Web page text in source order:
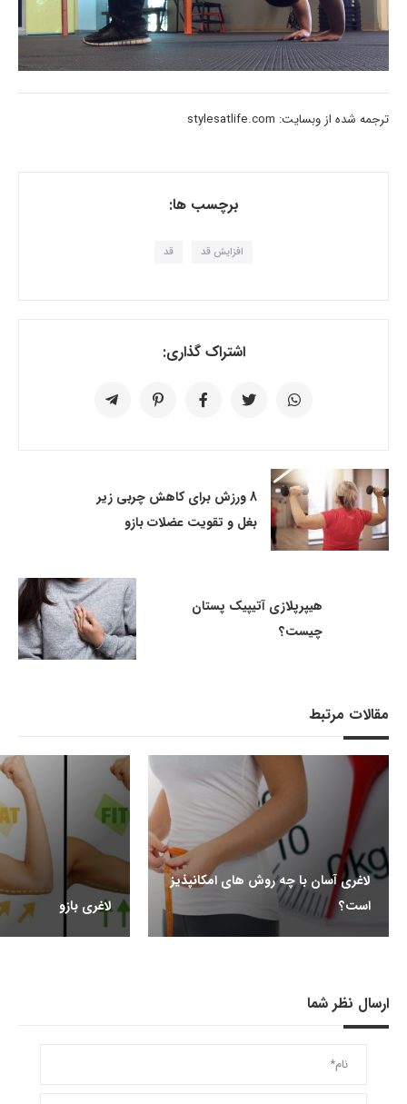
ترجمه شده از وبسایت: stylesatlife.com
برچسب ها:
افزایش قد قد
اشتراک گذاری:
8 ورزش برای کاهش چربی زیر
بغل و تقویت عضلات بازو
هیپرپلازی آتیپیک پستان
چیست؟
مقالات مرتبط
لاغری آسان با چه روش های امکانپذیز
است؟
لاغری بازو
ارسال نظر شما